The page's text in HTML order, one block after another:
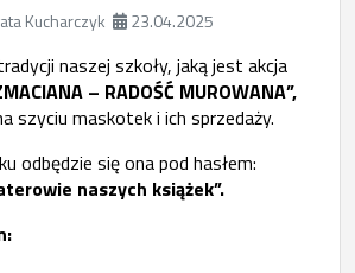
Kucharczyk 23.04.2025
naszej szkoły, jaką jest akcja
– RADOŚĆ MUROWANA”,
szyciu maskotek i ich sprzedaży.
odbędzie się ona pod hasłem:
naszych książek”.